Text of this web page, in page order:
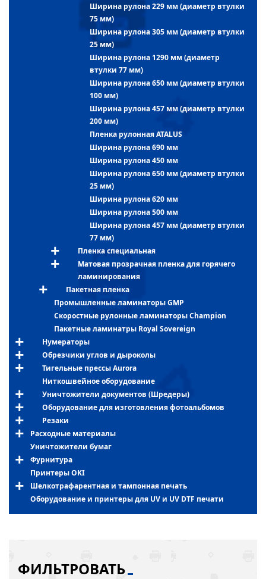
Ширина рулона 229 мм (диаметр втулки
75 мм)
Ширина рулона 305 мм (диаметр втулки
25 мм)
Ширина рулона 1290 мм (диаметр
втулки 77 мм)
Ширина рулона 650 мм (диаметр втулки
100 мм)
Ширина рулона 457 мм (диаметр втулки
200 мм)
Пленка рулонная ATALUS
Ширина рулона 690 мм
Ширина рулона 450 мм
Ширина рулона 650 мм (диаметр втулки
25 мм)
Ширина рулона 620 мм
Ширина рулона 500 мм
Ширина рулона 457 мм (диаметр втулки
77 мм)
Пленка специальная
Матовая прозрачная пленка для горячего
ламинирования
Пакетная пленка
Промышленные ламинаторы GMP
Скоростные рулонные ламинаторы Champion
Пакетные ламинатры Royal Sovereign
Нумераторы
Обрезчики углов и дыроколы
Тигельные прессы Aurora
Ниткошвейное оборудование
Уничтожители документов (Шредеры)
Оборудование для изготовления фотоальбомов
Резаки
Расходные материалы
Уничтожители бумаг
Фурнитура
Принтеры OKI
Шелкотрафарентная и тампонная печать
Оборудование и принтеры для UV и UV DTF печати
ФИЛЬТРОВАТЬ